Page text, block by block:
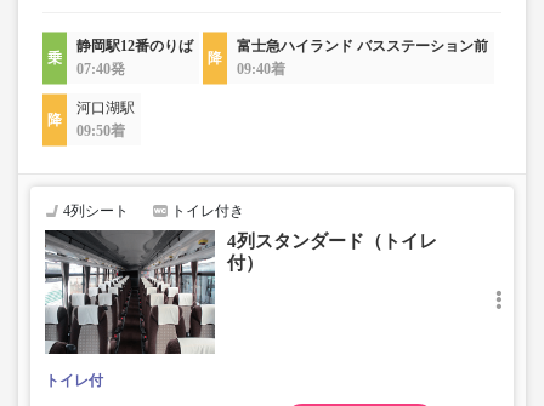
静岡駅12番のりば
07:40発
富士急ハイランド バスステーション前
09:40着
河口湖駅
09:50着
4列シート トイレ付き
4列スタンダード（トイレ
付）
トイレ付